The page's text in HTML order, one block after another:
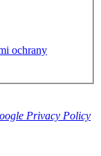
ochrany
Privacy Policy